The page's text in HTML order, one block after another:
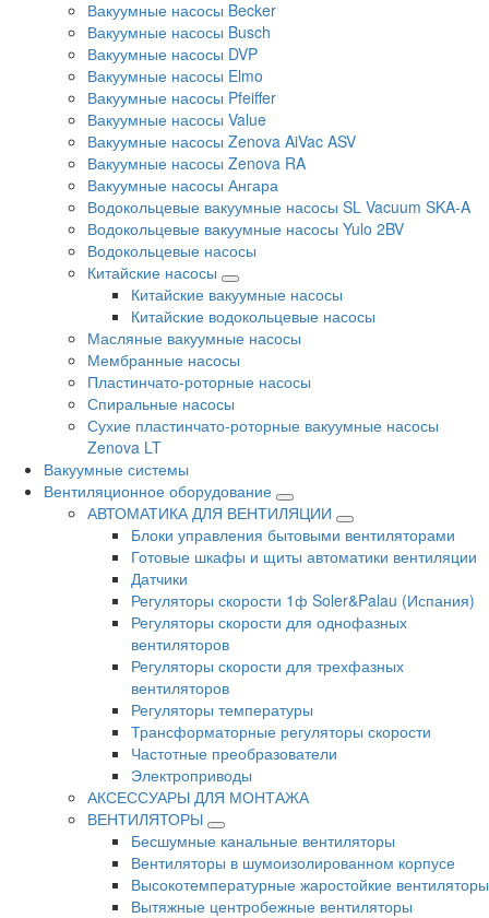
Вакуумные насосы Becker
Вакуумные насосы Busch
Вакуумные насосы DVP
Вакуумные насосы Elmo
Вакуумные насосы Pfeiffer
Вакуумные насосы Value
Вакуумные насосы Zenova AiVac ASV
Вакуумные насосы Zenova RA
Вакуумные насосы Ангара
Водокольцевые вакуумные насосы SL Vacuum SKA-A
Водокольцевые вакуумные насосы Yulo 2BV
Водокольцевые насосы
Китайские насосы
Китайские вакуумные насосы
Китайские водокольцевые насосы
Масляные вакуумные насосы
Мембранные насосы
Пластинчато-роторные насосы
Спиральные насосы
Сухие пластинчато-роторные вакуумные насосы
Zenova LT
Вакуумные системы
Вентиляционное оборудование
АВТОМАТИКА ДЛЯ ВЕНТИЛЯЦИИ
Блоки управления бытовыми вентиляторами
Готовые шкафы и щиты автоматики вентиляции
Датчики
Регуляторы скорости 1ф Soler&Palau (Испания)
Регуляторы скорости для однофазных
вентиляторов
Регуляторы скорости для трехфазных
вентиляторов
Регуляторы температуры
Трансформаторные регуляторы скорости
Частотные преобразователи
Электроприводы
АКСЕССУАРЫ ДЛЯ МОНТАЖА
ВЕНТИЛЯТОРЫ
Бесшумные канальные вентиляторы
Вентиляторы в шумоизолированном корпусе
Высокотемпературные жаростойкие вентиляторы
Вытяжные центробежные вентиляторы